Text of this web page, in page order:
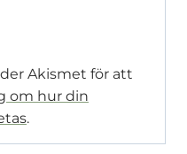
Akismet för att
om hur din
.